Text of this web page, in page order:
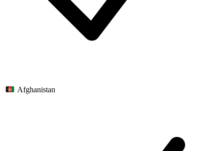
Afghanistan